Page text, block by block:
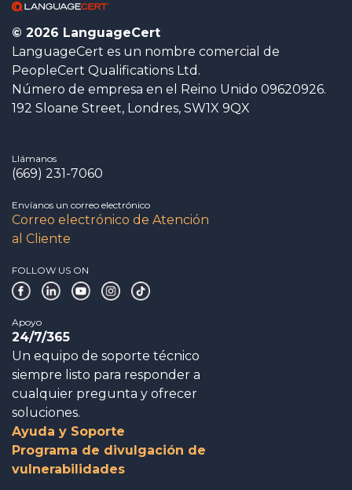
© 2026 LanguageCert
LanguageCert es un nombre comercial de
PeopleCert Qualifications Ltd.
Número de empresa en el Reino Unido 09620926.
192 Sloane Street, Londres, SW1X 9QX
Llámanos
(669) 231-7060
Envíanos un correo electrónico
Correo electrónico de Atención
al Cliente
FOLLOW US ON
Apoyo
24/7/365
Un equipo de soporte técnico
siempre listo para responder a
cualquier pregunta y ofrecer
soluciones.
Ayuda y Soporte
Programa de divulgación de
vulnerabilidades